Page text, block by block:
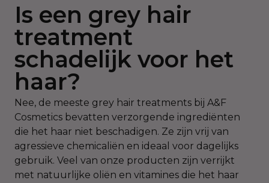
Is een grey hair
treatment
schadelijk voor het
haar?
Nee, de meeste grey hair treatments bij A&F
Cosmetics bevatten verzorgende ingrediënten
die het haar niet beschadigen. Ze zijn vrij van
agressieve chemicaliën en ideaal voor dagelijks
gebruik. Veel van onze producten zijn verrijkt
met natuurlijke oliën en vitamines die het haar